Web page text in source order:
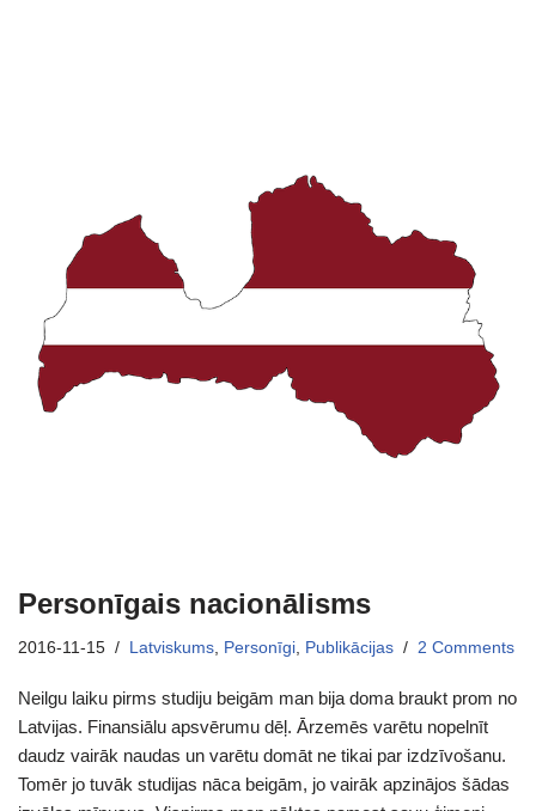
Personīgais nacionālisms
2016-11-15 Latviskums Personīgi Publikācijas 2 Comments
Neilgu laiku pirms studiju beigām man bija doma braukt prom no
Latvijas. Finansiālu apsvērumu dēļ. Ārzemēs varētu nopelnīt
daudz vairāk naudas un varētu domāt ne tikai par izdzīvošanu.
Tomēr jo tuvāk studijas nāca beigām, jo vairāk apzinājos šādas